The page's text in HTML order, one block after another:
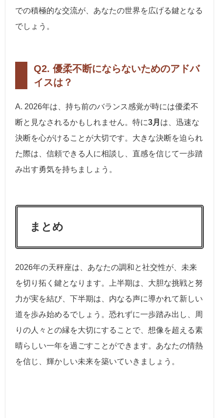
での積極的な交流が、あなたの世界を広げる鍵となる
でしょう。
Q2. 優柔不断にならないためのアドバ
イスは？
A. 2026年は、持ち前のバランス感覚が時には優柔不
断と見なされるかもしれません。特に3月 は、迅速な
決断を心がけることが大切です。大きな決断を迫られ
た際は、信頼できる人に相談し、直感を信じて一歩踏
み出す勇気を持ちましょう。
まとめ
2026年の天秤座は、あなたの調和と社交性が、未来
を切り拓く鍵となります。上半期は、大胆な挑戦と努
力が実を結び、下半期は、内なる声に導かれて新しい
道を歩み始めるでしょう。恐れずに一歩踏み出し、周
りの人々との縁を大切にすることで、想像を超える素
晴らしい一年を過ごすことができます。あなたの情熱
を信じ、輝かしい未来を築いていきましょう。